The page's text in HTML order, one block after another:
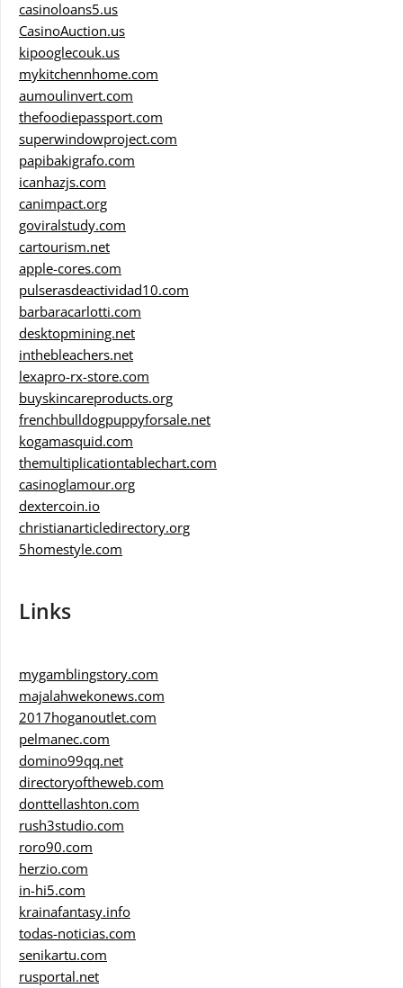
casinoloans5.us
CasinoAuction.us
kipooglecouk.us
mykitchennhome.com
aumoulinvert.com
thefoodiepassport.com
superwindowproject.com
papibakigrafo.com
icanhazjs.com
canimpact.org
goviralstudy.com
cartourism.net
apple-cores.com
pulserasdeactividad10.com
barbaracarlotti.com
desktopmining.net
inthebleachers.net
lexapro-rx-store.com
buyskincareproducts.org
frenchbulldogpuppyforsale.net
kogamasquid.com
themultiplicationtablechart.com
casinoglamour.org
dextercoin.io
christianarticledirectory.org
5homestyle.com
Links
mygamblingstory.com
majalahwekonews.com
2017hoganoutlet.com
pelmanec.com
domino99qq.net
directoryoftheweb.com
donttellashton.com
rush3studio.com
roro90.com
herzio.com
in-hi5.com
krainafantasy.info
todas-noticias.com
senikartu.com
rusportal.net